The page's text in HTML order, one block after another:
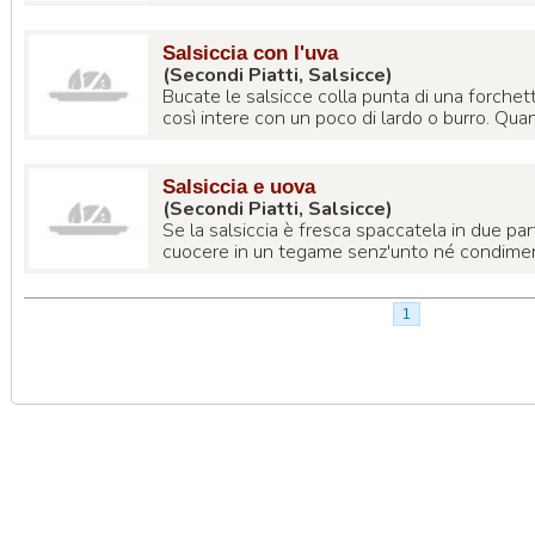
Salsiccia con l'uva
(Secondi Piatti, Salsicce)
Bucate le salsicce colla punta di una
così intere con un poco di lardo o burro.
Salsiccia e uova
(Secondi Piatti, Salsicce)
Se la salsiccia è fresca spaccatela in due
cuocere in un tegame senz'unto né
1